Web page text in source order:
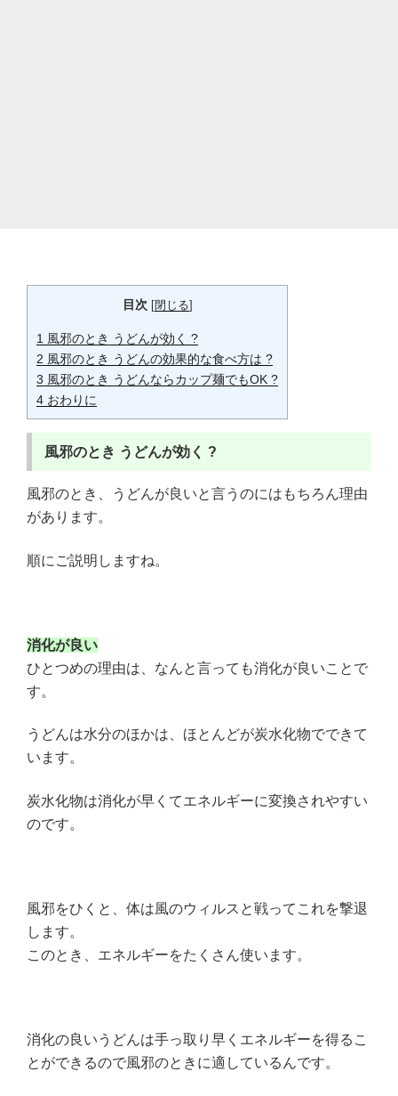
目次 [閉じる]
1 風邪のとき うどんが効く ?
2 風邪のとき うどんの効果的な食べ方は ?
3 風邪のとき うどんならカップ麺でもOK ?
4 おわりに
風邪のとき うどんが効く ?
風邪のとき、うどんが良いと言うのにはもちろん理由
があります。
順にご説明しますね。
消化が良い
ひとつめの理由は、なんと言っても消化が良いことで
す。
うどんは水分のほかは、ほとんどが炭水化物でできて
います。
炭水化物は消化が早くてエネルギーに変換されやすい
のです。
風邪をひくと、体は風のウィルスと戦ってこれを撃退
します。
このとき、エネルギーをたくさん使います。
消化の良いうどんは手っ取り早くエネルギーを得るこ
とができるので風邪のときに適しているんです。